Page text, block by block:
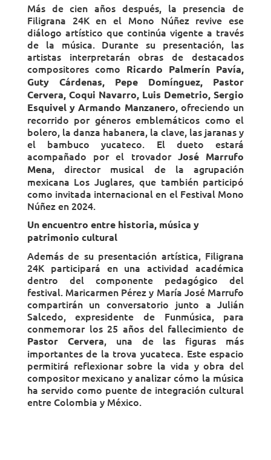
Más de cien años después, la presencia de
Filigrana 24K en el Mono Núñez revive ese
diálogo artístico que continúa vigente a través
de la música. Durante su presentación, las
artistas interpretarán obras de destacados
compositores como Ricardo Palmerín Pavía,
Guty Cárdenas, Pepe Domínguez, Pastor
Cervera, Coqui Navarro, Luis Demetrio, Sergio
Esquivel y Armando Manzanero, ofreciendo un
recorrido por géneros emblemáticos como el
bolero, la danza habanera, la clave, las jaranas y
el bambuco yucateco. El dueto estará
acompañado por el trovador José Marrufo
Mena, director musical de la agrupación
mexicana Los Juglares, que también participó
como invitada internacional en el Festival Mono
Núñez en 2024.
Un encuentro entre historia, música y
patrimonio cultural
Además de su presentación artística, Filigrana
24K participará en una actividad académica
dentro del componente pedagógico del
festival. Maricarmen Pérez y María José Marrufo
compartirán un conversatorio junto a Julián
Salcedo, expresidente de Funmúsica, para
conmemorar los 25 años del fallecimiento de
Pastor Cervera, una de las figuras más
importantes de la trova yucateca. Este espacio
permitirá reflexionar sobre la vida y obra del
compositor mexicano y analizar cómo la música
ha servido como puente de integración cultural
entre Colombia y México.